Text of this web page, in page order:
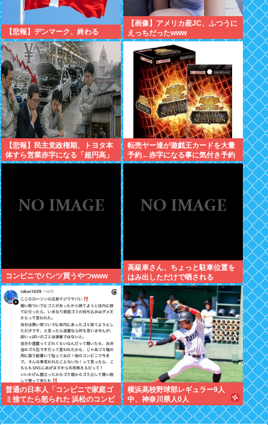
【悲報】デンマーク、終わる
【画像】アメリカ産JC、ふつうに
えっちだったwww
【悲報】民主党政権期、トヨタ本
体すら営業赤字になる「超円高」
…中小企業の景況も厳しい水準だ
転売ヤー達が遊戯王カードを大量
予約←赤字になる事に気付き予約
キャンセル放置開始
コンビニでパンツ買うやつwww
高級車さん、ちょっと駐車位置を
はみ出しただけで晒される
wwwWwwWWw
普通の日本人「コンビニで家庭ゴ
ミ捨てたら怒られた 浜松のコンビ
ニもう行かない」
横浜高校野球部レギュラー9人
中、神奈川県人0人